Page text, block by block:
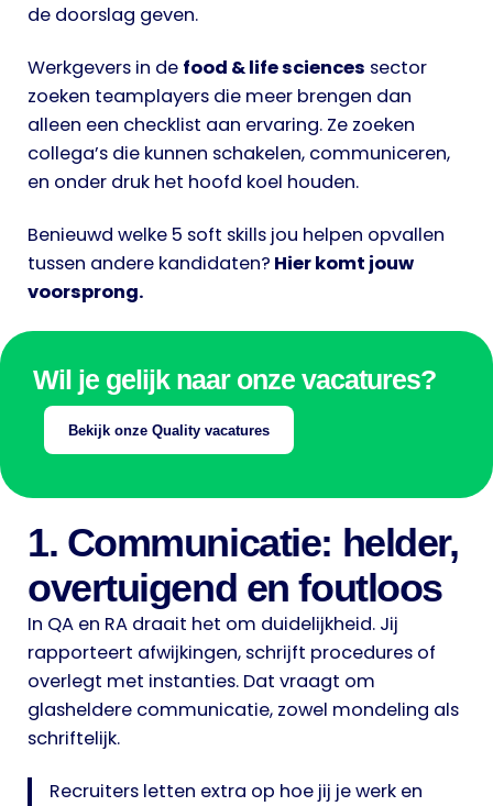
de doorslag geven.
Werkgevers in de food & life sciences sector
zoeken teamplayers die meer brengen dan
alleen een checklist aan ervaring. Ze zoeken
collega’s die kunnen schakelen, communiceren,
en onder druk het hoofd koel houden.
Benieuwd welke 5 soft skills jou helpen opvallen
tussen andere kandidaten? Hier komt jouw
voorsprong.
Wil je gelijk naar onze vacatures?
Bekijk onze Quality vacatures
1. Communicatie: helder,
overtuigend en foutloos
In QA en RA draait het om duidelijkheid. Jij
rapporteert afwijkingen, schrijft procedures of
overlegt met instanties. Dat vraagt om
glasheldere communicatie, zowel mondeling als
schriftelijk.
Recruiters letten extra op hoe jij je werk en